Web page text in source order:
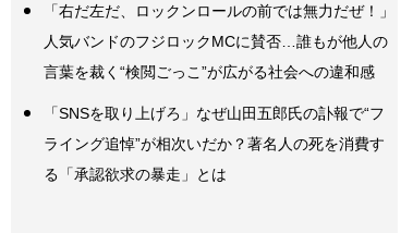
「右だ左だ、ロックンロールの前では無力だぜ！」
人気バンドのフジロックMCに賛否…誰もが他人の
言葉を裁く“検閲ごっこ”が広がる社会への違和感
「SNSを取り上げろ」なぜ山田五郎氏の訃報で“フ
ライング追悼”が相次いだか？著名人の死を消費す
る「承認欲求の暴走」とは